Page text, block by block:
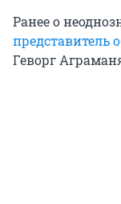
Ранее о
представитель
Геворг